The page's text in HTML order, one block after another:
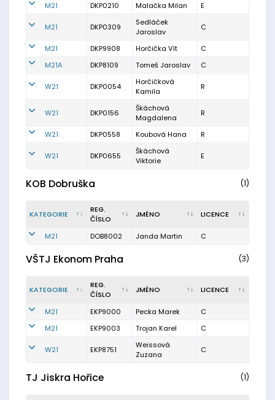
M21
DKP0210 Malačka Milan E
M21 DKP0309
Sedláček
Jaroslav
C
M21 DKP9908 Horčička Vít
C
M21A
DKP8109 Tomeš Jaroslav C
W21 DKP0054
Horčičková
Kamila
R
W21 DKP0156
Škáchová
Magdalena
R
W21 DKP0558 Koubová Hana R
W21 DKP0655
Škáchová
Viktorie
E
KOB Dobruška (1)
KATEGORIE
REG.
ČÍSLO
JMÉNO LICENCE
M21 DOB8002 Janda Martin C
VŠTJ Ekonom Praha (3)
KATEGORIE
REG.
ČÍSLO
JMÉNO LICENCE
M21 EKP9000 Pecka Marek
C
M21
EKP9003 Trojan Karel C
W21 EKP8751
Weissová
Zuzana
C
TJ Jiskra Hořice (1)